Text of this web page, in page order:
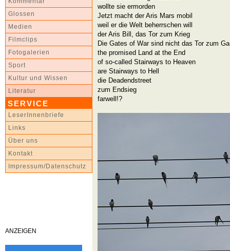
Glossen
Medien
Filmclips
Fotogalerien
Sport
Kultur und Wissen
Literatur
SERVICE
LeserInnenbriefe
Links
Über uns
Kontakt
Impressum/Datenschutz
ANZEIGEN
wollte sie ermorden
Jetzt macht der Aris Mars mobil
weil er die Welt beherrschen will
der Aris Bill, das Tor zum Krieg
Die Gates of War sind nicht das Tor zum
the promised Land at the End
of so-called Stairways to Heaven
are Stairways to Hell
die Deadendstreet
zum Endsieg
farwell!?